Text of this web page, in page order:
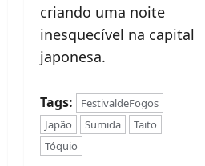
criando uma noite
inesquecível na capital
japonesa.
Tags:
FestivaldeFogos
Japão
Sumida
Taito
Tóquio